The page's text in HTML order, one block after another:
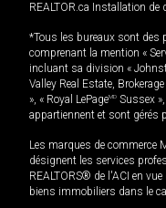
REALTOR.ca Installation
*Tous les bureaux sont des
comprenant la mention «
incluant sa division «
Valley Real Estate, Brokerage
», « Royal LePageMD Sussex
appartiennent et sont gérés
Les marques de
désignent les services
REALTORS® de l'ACI en
biens immobiliers dans le